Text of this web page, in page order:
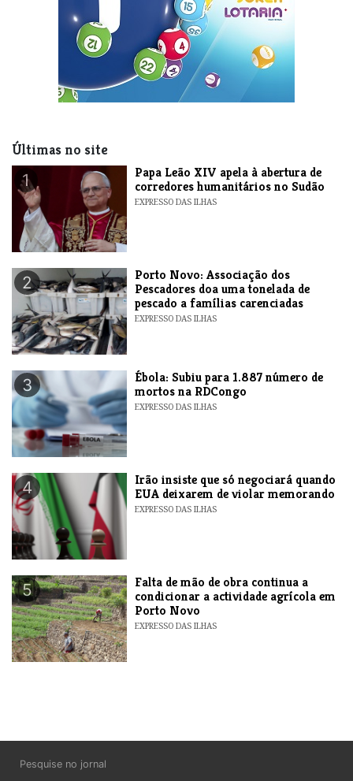
Últimas no site
1
​Papa Leão XIV apela à abertura de
corredores humanitários no Sudão
EXPRESSO DAS ILHAS
2
​Porto Novo: Associação dos
Pescadores doa uma tonelada de
pescado a famílias carenciadas
EXPRESSO DAS ILHAS
3
​Ébola: Subiu para 1.887 número de
mortos na RDCongo
EXPRESSO DAS ILHAS
4
​Irão insiste que só negociará quando
EUA deixarem de violar memorando
EXPRESSO DAS ILHAS
5
Falta de mão de obra continua a
condicionar a actividade agrícola em
Porto Novo
EXPRESSO DAS ILHAS
Pesquise no jornal